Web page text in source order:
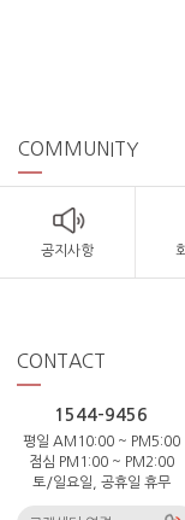
COMMUNITY
공지사항
CONTACT
1544-9456
평일 AM10:00 ~ PM5:00
점심 PM1:00 ~ PM2:00
토/일요일, 공휴일 휴무